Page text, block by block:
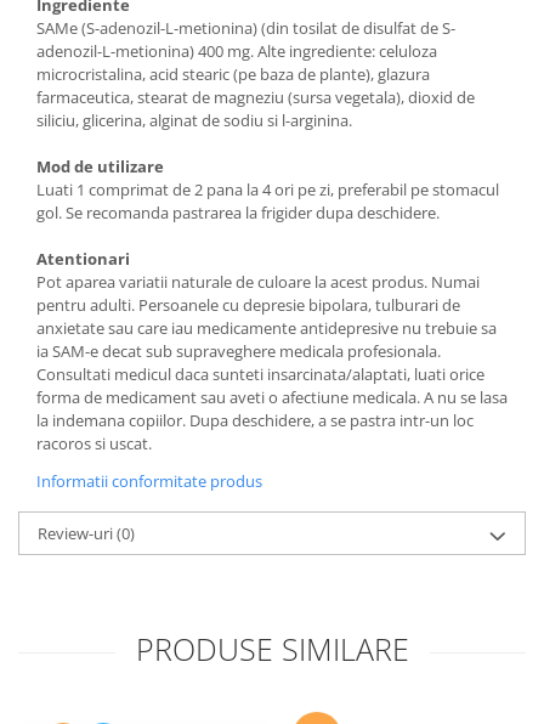
Ingrediente
SAMe (S-adenozil-L-metionina) (din tosilat de disulfat de S-
adenozil-L-metionina) 400 mg. Alte ingrediente: celuloza
microcristalina, acid stearic (pe baza de plante), glazura
farmaceutica, stearat de magneziu (sursa vegetala), dioxid de
siliciu, glicerina, alginat de sodiu si l-arginina.
Mod de utilizare
Luati 1 comprimat de 2 pana la 4 ori pe zi, preferabil pe stomacul
gol. Se recomanda pastrarea la frigider dupa deschidere.
Atentionari
Pot aparea variatii naturale de culoare la acest produs. Numai
pentru adulti. Persoanele cu depresie bipolara, tulburari de
anxietate sau care iau medicamente antidepresive nu trebuie sa
ia SAM-e decat sub supraveghere medicala profesionala.
Consultati medicul daca sunteti insarcinata/alaptati, luati orice
forma de medicament sau aveti o afectiune medicala. A nu se lasa
la indemana copiilor. Dupa deschidere, a se pastra intr-un loc
racoros si uscat.
Informatii conformitate produs
Review-uri(0)
PRODUSE SIMILARE